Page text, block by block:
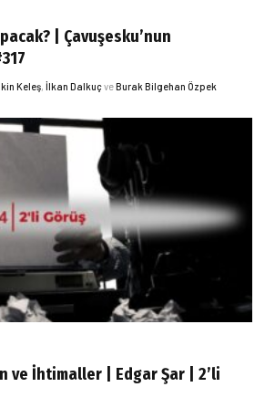
| Çavuşesku’nun
Keleş, İlkan DalkuçveBurak Bilgehan Özpek
ve İhtimaller | Edgar Şar | 2’li